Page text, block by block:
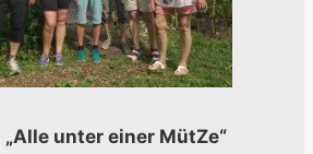
„Alle unter einer MütZe“